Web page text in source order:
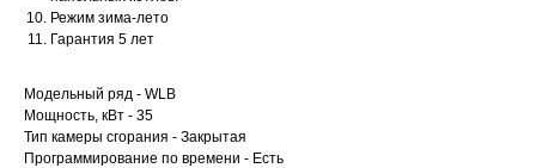
Режим зима-лето
Гарантия 5 лет
Модельный ряд - WLB
Мощность, кВт - 35
Тип камеры сгорания - Закрытая
Программирование по времени - Есть